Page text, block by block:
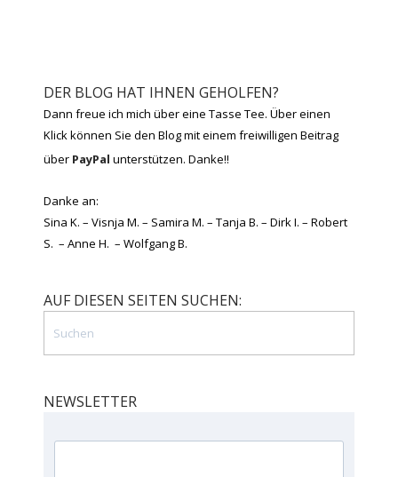
DER BLOG HAT IHNEN GEHOLFEN?
Dann freue ich mich über eine Tasse Tee. Über einen
Klick können Sie den Blog mit einem freiwilligen Beitrag
über PayPal unterstützen. Danke!!
Danke an:
Sina K. – Visnja M. – Samira M. – Tanja B. – Dirk I. – Robert
S. – Anne H. – Wolfgang B.
AUF DIESEN SEITEN SUCHEN:
NEWSLETTER